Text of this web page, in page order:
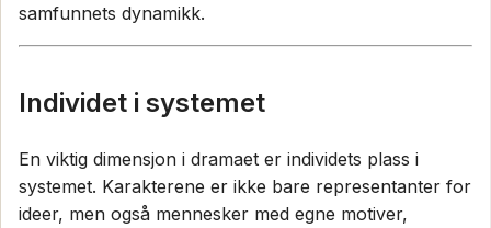
samfunnets dynamikk.
Individet i systemet
En viktig dimensjon i dramaet er individets plass i
systemet. Karakterene er ikke bare representanter for
ideer, men også mennesker med egne motiver,